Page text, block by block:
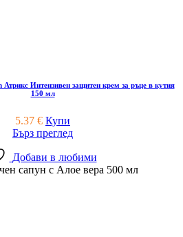
Интензивен защитен крем за ръце в кутия
150 мл
5.37 € Купи
Бърз преглед
Добави в любими